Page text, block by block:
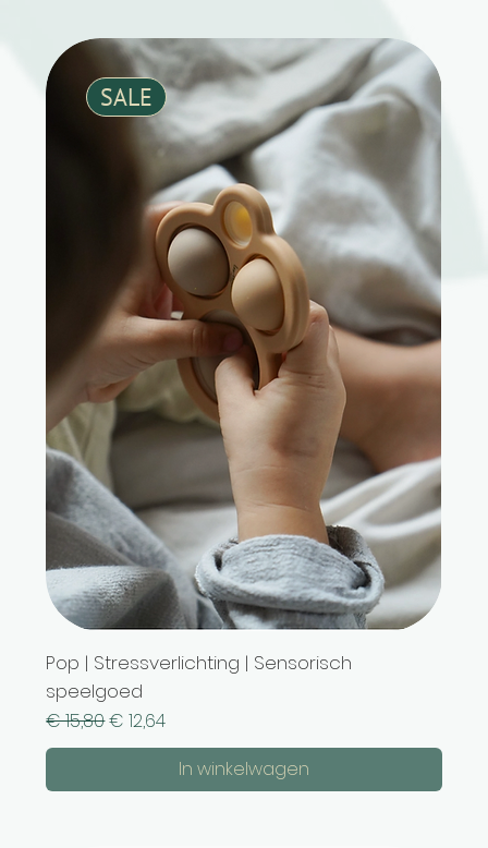
SALE
Pop | Stressverlichting | Sensorisch
speelgoed
Normale prijs
€ 15,80Verkoopprijs
€ 12,64
In winkelwagen